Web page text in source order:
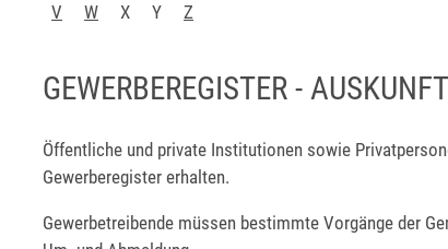
V
W X Y Z
GEWERBEREGISTER -
Öffentliche und private Institutionen sowie
Gewerberegister erhalten.
Gewerbetreibende müssen bestimmte Vorgänge der